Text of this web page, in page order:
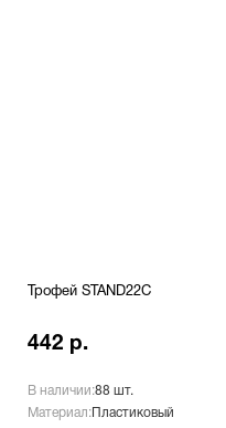
Трофей STAND22C
442 р.
В наличии:88 шт.
Материал: Пластиковый